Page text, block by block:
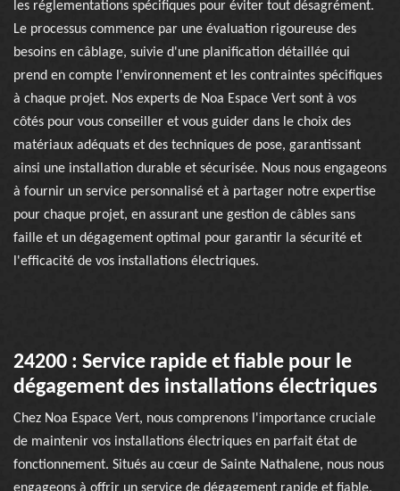
les réglementations spécifiques pour éviter tout désagrément.
Le processus commence par une évaluation rigoureuse des
besoins en câblage, suivie d'une planification détaillée qui
prend en compte l'environnement et les contraintes spécifiques
à chaque projet. Nos experts de Noa Espace Vert sont à vos
côtés pour vous conseiller et vous guider dans le choix des
matériaux adéquats et des techniques de pose, garantissant
ainsi une installation durable et sécurisée. Nous nous engageons
à fournir un service personnalisé et à partager notre expertise
pour chaque projet, en assurant une gestion de câbles sans
faille et un dégagement optimal pour garantir la sécurité et
l'efficacité de vos installations électriques.
24200 : Service rapide et fiable pour le
dégagement des installations électriques
Chez Noa Espace Vert, nous comprenons l'importance cruciale
de maintenir vos installations électriques en parfait état de
fonctionnement. Situés au cœur de Sainte Nathalene, nous nous